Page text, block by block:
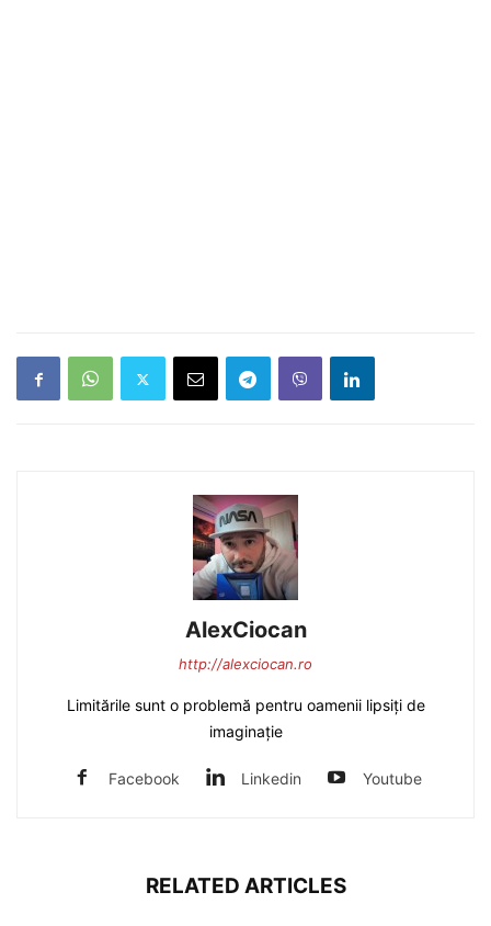
AlexCiocan
http://alexciocan.ro
Limitările sunt o problemă pentru oamenii lipsiți de
imaginație
Facebook Linkedin Youtube
RELATED ARTICLES